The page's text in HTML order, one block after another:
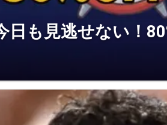
日も見逃せない！